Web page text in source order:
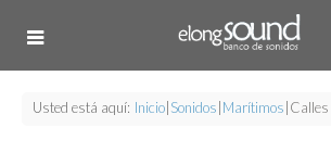
Usted está aquí: Inicio Sonidos Marítimos Calles